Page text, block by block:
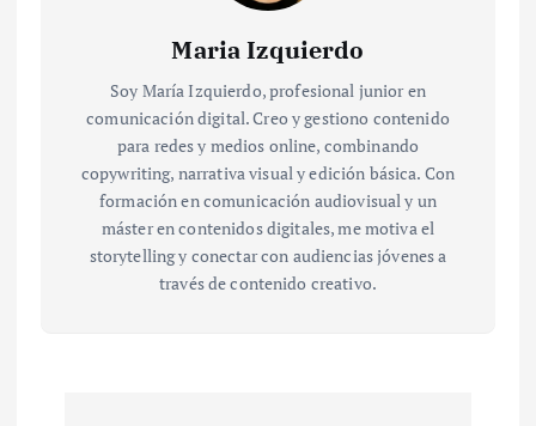
Maria Izquierdo
Soy María Izquierdo, profesional junior en
comunicación digital. Creo y gestiono contenido
para redes y medios online, combinando
copywriting, narrativa visual y edición básica. Con
formación en comunicación audiovisual y un
máster en contenidos digitales, me motiva el
storytelling y conectar con audiencias jóvenes a
través de contenido creativo.